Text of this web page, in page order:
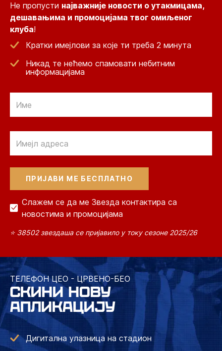
Не пропусти најважније новости о утакмицама,
дешавањима и промоцијама твог омиљеног
клуба!
Кратки имејлови за које ти треба 2 минута
Никад те нећемо спамовати небитним
информацијама
Слажем се да ме Звезда контактира са
новостима и промоцијама
⭐ 38502 звездаша се пријавило у току сезоне 2025/26
ТЕЛЕФОН ЦЕО - ЦРВЕНО-БЕО
СКИНИ НОВУ
АПЛИКАЦИЈУ
Дигитална улазница на стадион